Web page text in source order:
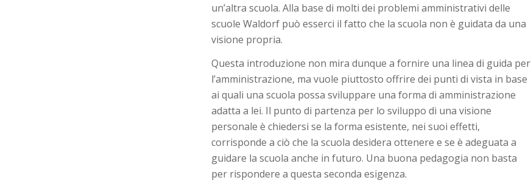
un’altra scuola. Alla base di molti dei problemi amministrativi delle
scuole Waldorf può esserci il fatto che la scuola non è guidata da una
visione propria.
Questa introduzione non mira dunque a fornire una linea di guida per
l’amministrazione, ma vuole piuttosto offrire dei punti di vista in base
ai quali una scuola possa sviluppare una forma di amministrazione
adatta a lei. Il punto di partenza per lo sviluppo di una visione
personale è chiedersi se la forma esistente, nei suoi effetti,
corrisponde a ciò che la scuola desidera ottenere e se è adeguata a
guidare la scuola anche in futuro. Una buona pedagogia non basta
per rispondere a questa seconda esigenza.